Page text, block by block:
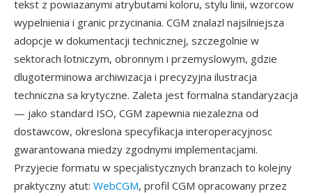
tekst z powiazanymi atrybutami koloru, stylu linii, wzorcow
wypelnienia i granic przycinania. CGM znalazl najsilniejsza
adopcje w dokumentacji technicznej, szczegolnie w
sektorach lotniczym, obronnym i przemyslowym, gdzie
dlugoterminowa archiwizacja i precyzyjna ilustracja
techniczna sa krytyczne. Zaleta jest formalna standaryzacja
— jako standard ISO, CGM zapewnia niezalezna od
dostawcow, okreslona specyfikacja interoperacyjnosc
gwarantowana miedzy zgodnymi implementacjami.
Przyjecie formatu w specjalistycznych branzach to kolejny
praktyczny atut: WebCGM, profil CGM opracowany przez